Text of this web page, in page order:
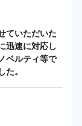
ていただいた
迅速に対応し
ベルティ等で
。